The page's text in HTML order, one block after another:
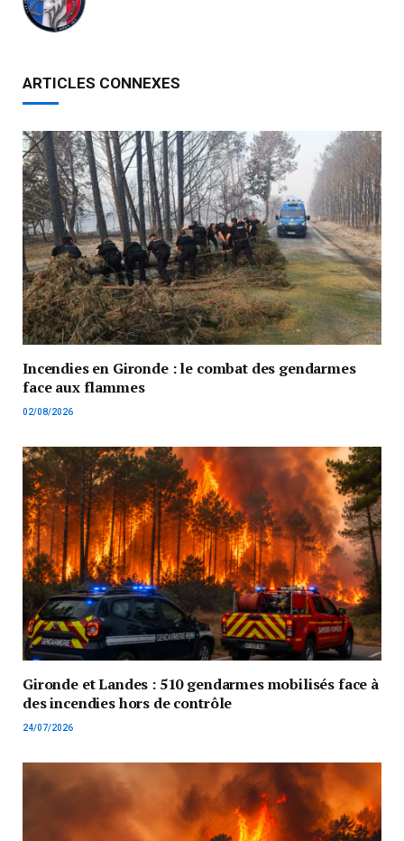
ARTICLES CONNEXES
Incendies en Gironde : le combat des gendarmes
face aux flammes
02/08/2026
Gironde et Landes : 510 gendarmes mobilisés face à
des incendies hors de contrôle
24/07/2026